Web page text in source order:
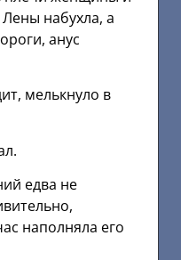
набухла, а
анус
мелькнуло в
едва не
наполняла его